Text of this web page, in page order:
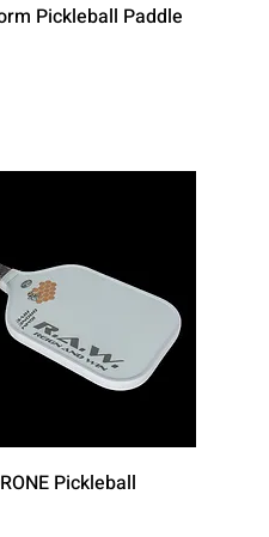
Pickleball Paddle
त्वरित दृश्यPickleball